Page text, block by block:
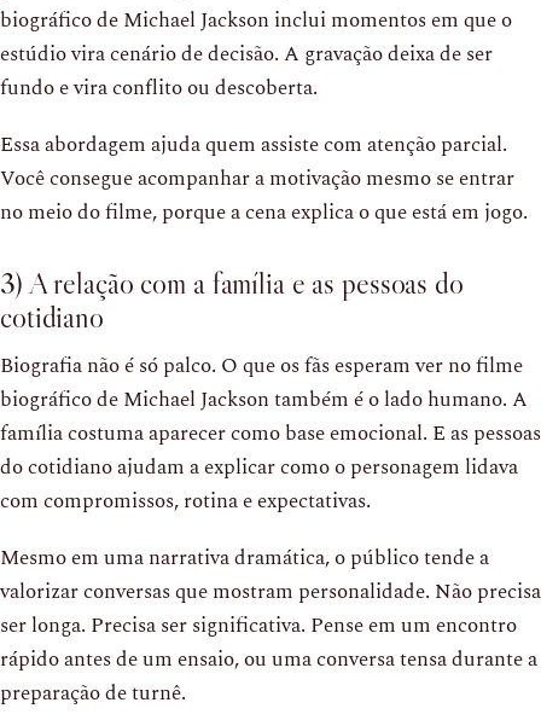
biográfico de Michael Jackson inclui momentos em que o
estúdio vira cenário de decisão. A gravação deixa de ser
fundo e vira conflito ou descoberta.
Essa abordagem ajuda quem assiste com atenção parcial.
Você consegue acompanhar a motivação mesmo se entrar
no meio do filme, porque a cena explica o que está em jogo.
3) A relação com a família e as pessoas do
cotidiano
Biografia não é só palco. O que os fãs esperam ver no filme
biográfico de Michael Jackson também é o lado humano. A
família costuma aparecer como base emocional. E as pessoas
do cotidiano ajudam a explicar como o personagem lidava
com compromissos, rotina e expectativas.
Mesmo em uma narrativa dramática, o público tende a
valorizar conversas que mostram personalidade. Não precisa
ser longa. Precisa ser significativa. Pense em um encontro
rápido antes de um ensaio, ou uma conversa tensa durante a
preparação de turnê.